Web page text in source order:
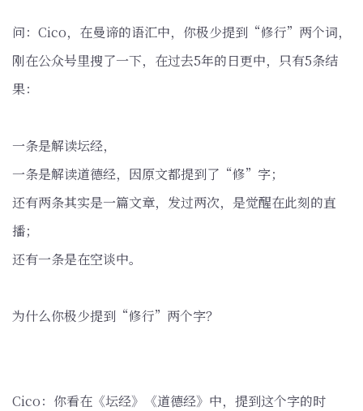
问：Cico，在曼谛的语汇中，你极少提到“修行”两个词，
刚在公众号里搜了一下，在过去5年的日更中，只有5条结
果：
一条是解读坛经，
一条是解读道德经，因原文都提到了“修”字；
还有两条其实是一篇文章，发过两次，是觉醒在此刻的直
播；
还有一条是在空谈中。
为什么你极少提到“修行”两个字？
Cico：你看在《坛经》《道德经》中，提到这个字的时